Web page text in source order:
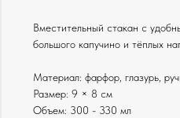
Вместительный стакан с
большого капучино и тёплых
Материал: фарфор, глазурь,
Размер: 9 × 8 см
Объем: 300 - 330 мл